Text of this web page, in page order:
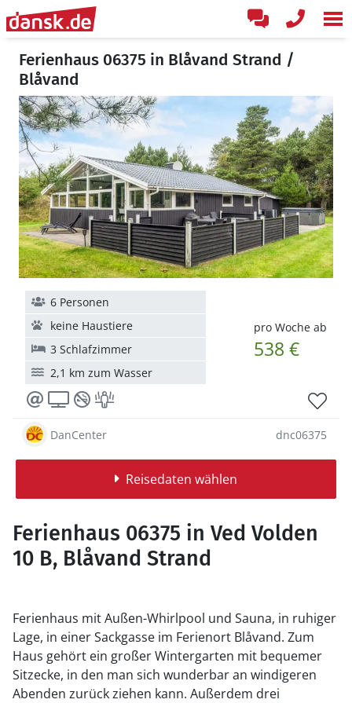
Ferienhaus 06375 in Blåvand Strand /
Blåvand
pro Woche ab
538 €
6 Personen
keine Haustiere
3 Schlafzimmer
2,1 km zum Wasser
DanCenter dnc06375
Reisedaten wählen
Ferienhaus 06375 in Ved Volden
10 B, Blåvand Strand
Ferienhaus mit Außen-Whirlpool und Sauna, in ruhiger
Lage, in einer Sackgasse im Ferienort Blåvand. Zum
Haus gehört ein großer Wintergarten mit bequemer
Sitzecke, in den man sich wunderbar an windigeren
Abenden zurück ziehen kann. Außerdem drei